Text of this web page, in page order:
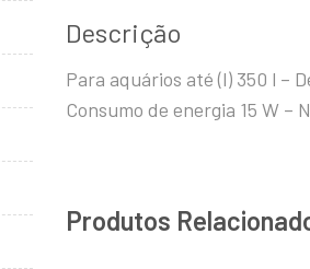
Descrição
Para aquários até (l) 350 l –
Consumo de energia 15 W –
Produtos